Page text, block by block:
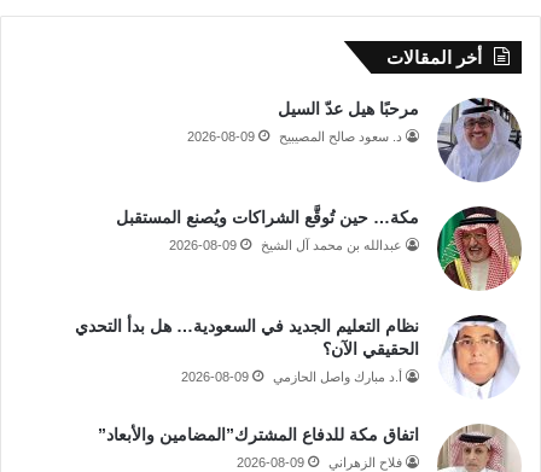
أخر المقالات
مرحبًا هيل عدّ السيل
د. سعود صالح المصيبيح 2026-08-09
مكة… حين تُوقَّع الشراكات ويُصنع المستقبل
عبدالله بن محمد آل الشيخ 2026-08-09
نظام التعليم الجديد في السعودية… هل بدأ التحدي
الحقيقي الآن؟
أ.د مبارك واصل الحازمي 2026-08-09
اتفاق مكة للدفاع المشترك”المضامين والأبعاد”
فلاح الزهراني 2026-08-09